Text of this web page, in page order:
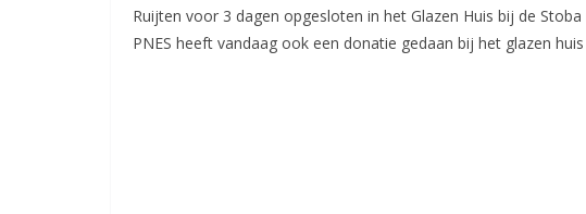
Ruijten voor 3 dagen opgesloten in het Glazen Huis bij de Stoba
PNES heeft vandaag ook een donatie gedaan bij het glazen